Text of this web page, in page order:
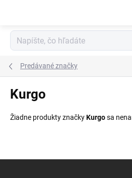
Predávané značky
Kurgo
Žiadne produkty značkyKurgosa